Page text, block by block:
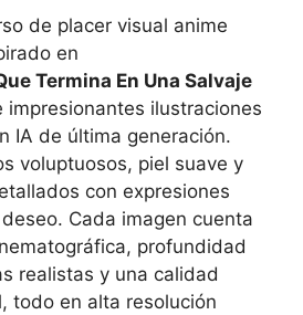
de placer visual anime
en
Termina En Una Salvaje
impresionantes ilustraciones
IA de última generación.
voluptuosos, piel suave y
con expresiones
Cada imagen cuenta
profundidad
realistas y una calidad
todo en alta resolución